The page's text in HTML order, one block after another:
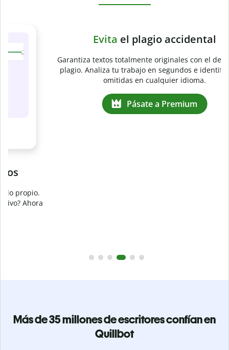
Slide 4 of 6
Garantiza textos totalmente originales con el detector de
plagio. Analiza tu trabajo en segundos e identifica citas
Más de 35 millones de escritores confían en
Quillbot